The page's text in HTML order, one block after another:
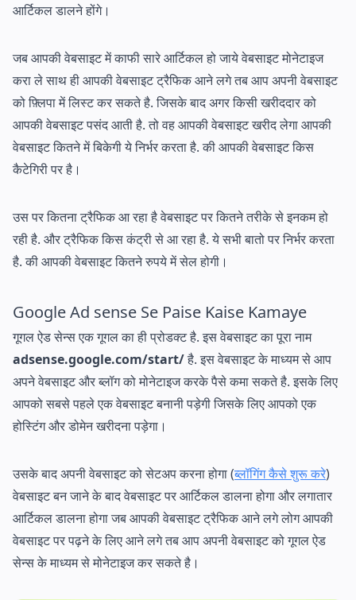
आर्टिकल डालने होंगे।
जब आपकी वेबसाइट में काफी सारे आर्टिकल हो जाये वेबसाइट मोनेटाइज
करा ले साथ ही आपकी वेबसाइट ट्रैफिक आने लगे तब आप अपनी वेबसाइट
को फ़्लिपा में लिस्ट कर सकते है. जिसके बाद अगर किसी खरीददार को
आपकी वेबसाइट पसंद आती है. तो वह आपकी वेबसाइट खरीद लेगा आपकी
वेबसाइट कितने में बिकेगी ये निर्भर करता है. की आपकी वेबसाइट किस
कैटेगिरी पर है।
उस पर कितना ट्रैफिक आ रहा है वेबसाइट पर कितने तरीके से इनकम हो
रही है. और ट्रैफिक किस कंट्री से आ रहा है. ये सभी बातो पर निर्भर करता
है. की आपकी वेबसाइट कितने रुपये में सेल होगी।
Google Ad sense Se Paise Kaise Kamaye
गूगल ऐड सेन्स एक गूगल का ही प्रोडक्ट है. इस वेबसाइट का पूरा नाम
adsense.google.com/start/है. इस वेबसाइट के माध्यम से आप
अपने वेबसाइट और ब्लॉग को मोनेटाइज करके पैसे कमा सकते है. इसके लिए
आपको सबसे पहले एक वेबसाइट बनानी पड़ेगी जिसके लिए आपको एक
होस्टिंग और डोमेन खरीदना पड़ेगा।
उसके बाद अपनी वेबसाइट को सेटअप करना होगा (ब्लॉगिंग कैसे शुरू करे)
वेबसाइट बन जाने के बाद वेबसाइट पर आर्टिकल डालना होगा और लगातार
आर्टिकल डालना होगा जब आपकी वेबसाइट ट्रैफिक आने लगे लोग आपकी
वेबसाइट पर पढ़ने के लिए आने लगे तब आप अपनी वेबसाइट को गूगल ऐड
सेन्स के माध्यम से मोनेटाइज कर सकते है।